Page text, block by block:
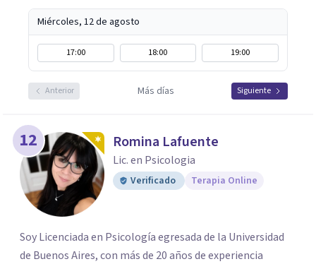
Miércoles, 12 de agosto
17:00 18:00 19:00
Anterior Más días Siguiente
12 Romina Lafuente
Lic. en Psicologia
Verificado Terapia Online
Soy Licenciada en Psicología egresada de la Universidad
de Buenos Aires, con más de 20 años de experiencia